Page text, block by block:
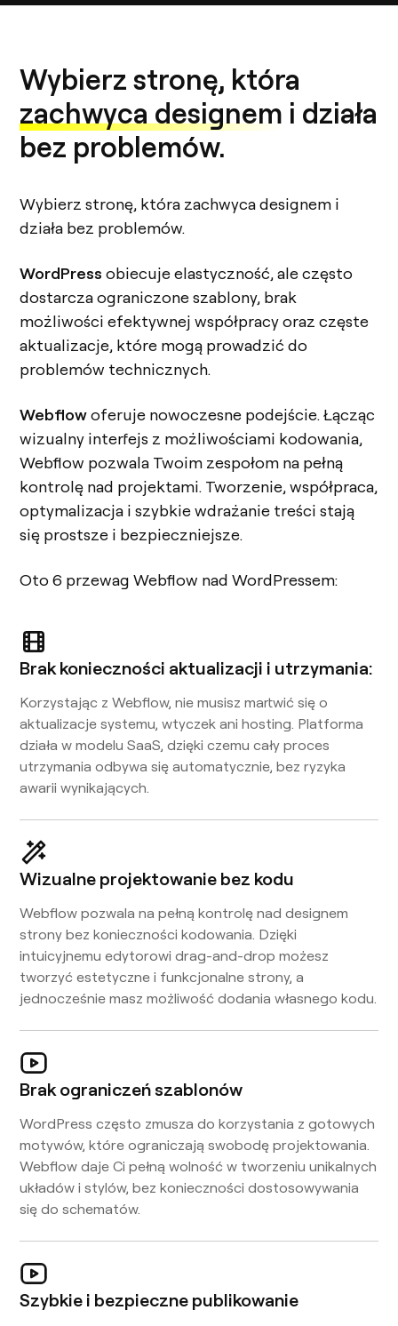
Wybierz stronę, która
zachwyca designem i działa
bez problemów.
Wybierz stronę, która zachwyca designem i
działa bez problemów.
WordPress obiecuje elastyczność, ale często
dostarcza ograniczone szablony, brak
możliwości efektywnej współpracy oraz częste
aktualizacje, które mogą prowadzić do
problemów technicznych.
Webflowoferuje nowoczesne podejście. Łącząc
wizualny interfejs z możliwościami kodowania,
Webflow pozwala Twoim zespołom na pełną
kontrolę nad projektami. Tworzenie, współpraca,
optymalizacja i szybkie wdrażanie treści stają
się prostsze i bezpieczniejsze.
Oto 6 przewag Webflow nad WordPressem:
Brak konieczności aktualizacji i utrzymania:
Korzystając z Webflow, nie musisz martwić się o
aktualizacje systemu, wtyczek ani hosting. Platforma
działa w modelu SaaS, dzięki czemu cały proces
utrzymania odbywa się automatycznie, bez ryzyka
awarii wynikających.
Wizualne projektowanie bez kodu
Webflow pozwala na pełną kontrolę nad designem
strony bez konieczności kodowania. Dzięki
intuicyjnemu edytorowi drag-and-drop możesz
tworzyć estetyczne i funkcjonalne strony, a
jednocześnie masz możliwość dodania własnego kodu.
Brak ograniczeń szablonów
WordPress często zmusza do korzystania z gotowych
motywów, które ograniczają swobodę projektowania.
Webflow daje Ci pełną wolność w tworzeniu unikalnych
układów i stylów, bez konieczności dostosowywania
się do schematów.
Szybkie i bezpieczne publikowanie